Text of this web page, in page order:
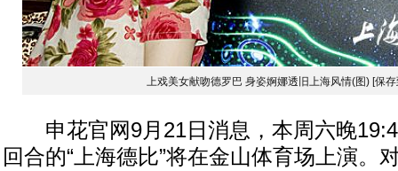
上戏美女献吻德罗巴 身姿婀娜透旧上海风情(图) [保
申花官网9月21日消息，本周六晚
回合的“上海德比”将在金山体育场上演。